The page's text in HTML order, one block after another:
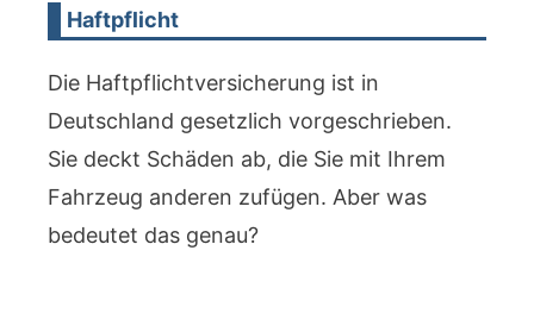
Haftpflicht
Die Haftpflichtversicherung ist in
Deutschland gesetzlich vorgeschrieben.
Sie deckt Schäden ab, die Sie mit Ihrem
Fahrzeug anderen zufügen. Aber was
bedeutet das genau?